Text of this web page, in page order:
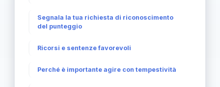
Segnala la tua richiesta di riconoscimento
del punteggio
Ricorsi e sentenze favorevoli
Perché è importante agire con tempestività